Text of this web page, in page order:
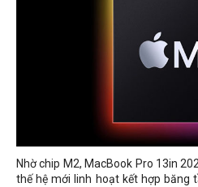
Nhờ chip M2, MacBook Pro 13in
thế hệ mới linh hoạt kết hợp băng